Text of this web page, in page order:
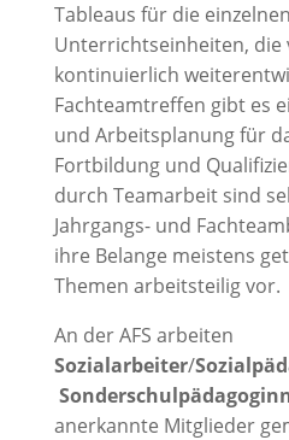
Tableaus für die einzelnen
Unterrichtseinheiten, die
kontinuierlich
Fachteamtreffen gibt es
und Arbeitsplanung für
Fortbildung und
durch Teamarbeit sind
Jahrgangs- und
ihre Belange meistens
Themen arbeitsteilig vor.
An der AFS arbeiten
Sozialarbeiter/
anerkannte Mitglieder